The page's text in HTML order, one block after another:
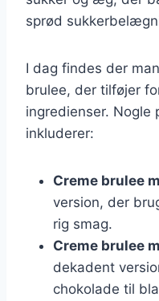
sprød
I dag findes der
brulee, der tilføjer
ingredienser.
inkluderer:
Creme brulee
version, der
rig smag.
Creme brulee
dekadent
chokolade til